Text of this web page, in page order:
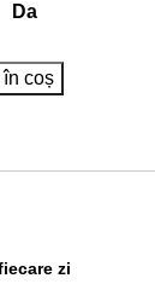
Da
coș
zi